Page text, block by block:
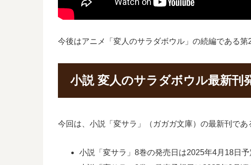
今後はアニメ「変人のサラダボウル」の続編である第
小説 変人のサラダボウル最新刊
今回は、小説「変サラ」（ガガガ文庫）の最新刊で
小説「変サラ」8巻の発売日は2025年4月18日予